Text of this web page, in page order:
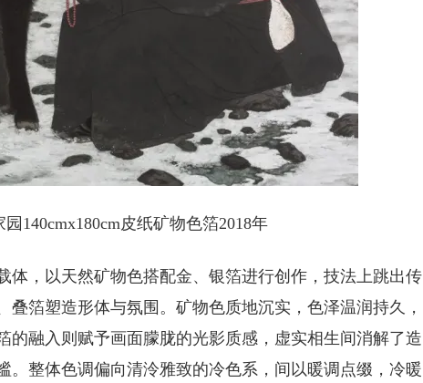
140cmx180cm皮纸矿物色箔2018年
体，以天然矿物色搭配金、银箔进行创作，技法上跳出传
箔塑造形体与氛围。矿物色质地沉实，色泽温润持久，
的融入则赋予画面朦胧的光影质感，虚实相生间消解了造
。整体色调偏向清泠雅致的冷色系，间以暖调点缀，冷暖